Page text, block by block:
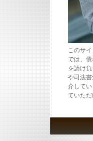
このサ
では、
を請け
や司法
介して
ていただ